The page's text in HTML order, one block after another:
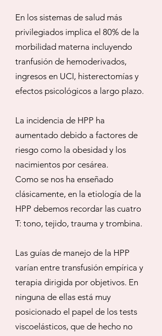
En los sistemas de salud más
privilegiados implica el 80% de la
morbilidad materna incluyendo
tranfusión de hemoderivados,
ingresos en UCI, histerectomías y
efectos psicológicos a largo plazo.
La incidencia de HPP ha
aumentado debido a factores de
riesgo como la obesidad y los
nacimientos por cesárea.
Como se nos ha enseñado
clásicamente, en la etiología de la
HPP debemos recordar las cuatro
T: tono, tejido, trauma y trombina.
Las guías de manejo de la HPP
varían entre transfusión empírica y
terapia dirigida por objetivos. En
ninguna de ellas está muy
posicionado el papel de los tests
viscoelásticos, que de hecho no